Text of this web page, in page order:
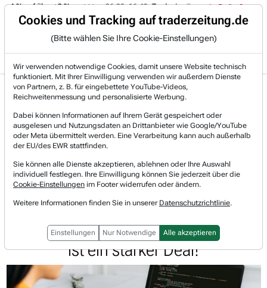
Trading-Room
% auf über +3 %. 06.08. 16:49 Trade des Tages 06.08.
Gratis Account Login
Jetzt registrieren und gratis Artikel lesen.
Bereits bei TraderFox registriert? Jetzt anmelden!
Home Börsen-Nachrichten
Trading-Room-Notizen
Allgeier rüstet sich für den digitalen Aufschwun...
Allgeier Watchlist
Allgeier rüstet sich für den
digitalen Aufschwung. Der Verkauf
des IT-Managed Service-Geschäfts
ist ein starker Deal!
Cookies und Tracking auf traderzeitung.de
(Bitte wählen Sie Ihre Cookie-Einstellungen)
Wir verwenden notwendige Cookies, damit unsere Website technisch
funktioniert. Mit Ihrer Einwilligung verwenden wir außerdem Dienste
von Partnern, z. B. für eingebettete YouTube-Videos,
Reichweitenmessung und personalisierte Werbung.
Dabei können Informationen auf Ihrem Gerät gespeichert oder
ausgelesen und Nutzungsdaten an Drittanbieter wie Google/YouTube
oder Meta übermittelt werden. Eine Verarbeitung kann auch außerhalb
der EU/des EWR stattfinden.
Sie können alle Dienste akzeptieren, ablehnen oder Ihre Auswahl
individuell festlegen. Ihre Einwilligung können Sie jederzeit über die
Cookie-Einstellungen im Footer widerrufen oder ändern.
Weitere Informationen finden Sie in unserer Datenschutzrichtlinie.
Einstellungen Nur Notwendige Alle akzeptieren